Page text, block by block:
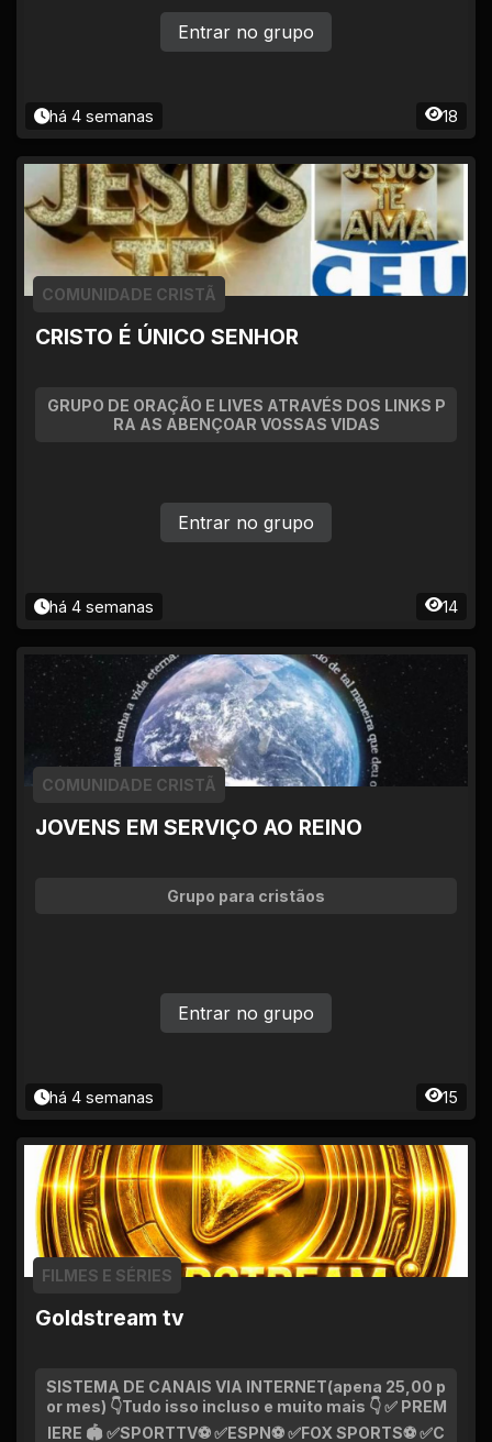
há 4 semanas 18
Entrar no grupo
CRISTO É ÚNICO SENHOR
COMUNIDADE CRISTÃ
GRUPO DE ORAÇÃO E LIVES ATRAVÉS DOS LINKS P
RA AS ABENÇOAR VOSSAS VIDAS
há 4 semanas 14
Entrar no grupo
JOVENS EM SERVIÇO AO REINO
COMUNIDADE CRISTÃ
Grupo para cristãos
há 4 semanas 15
Entrar no grupo
Goldstream tv
FILMES E SÉRIES
SISTEMA DE CANAIS VIA INTERNET(apena 25,00 p
or mes) 👇Tudo isso incluso e muito mais 👇 ✅ PREM
IERE 🏟️ ✅SPORTTV⚽ ✅ESPN⚽ ✅FOX SPORTS⚽ ✅C